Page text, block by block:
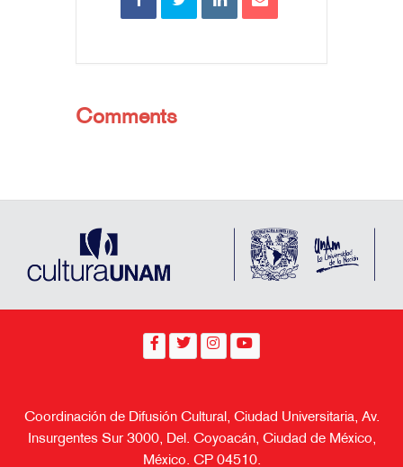
Comments
Coordinación de Difusión Cultural, Ciudad Universitaria, Av.
Insurgentes Sur 3000, Del. Coyoacán, Ciudad de México,
México. CP 04510.